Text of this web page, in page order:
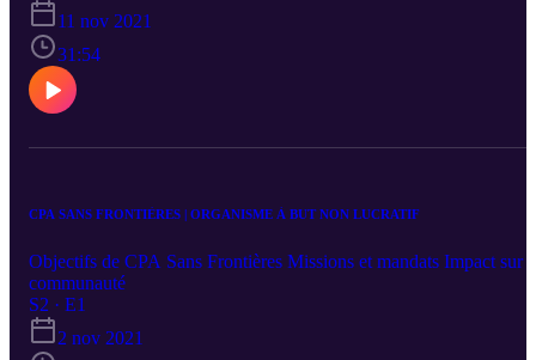
11 nov 2021
31:54
CPA SANS FRONTIÈRES | ORGANISME À BUT NON LUCRATIF
Objectifs de CPA Sans Frontières Missions et mandats Impact sur
communauté
S2 · E1
2 nov 2021